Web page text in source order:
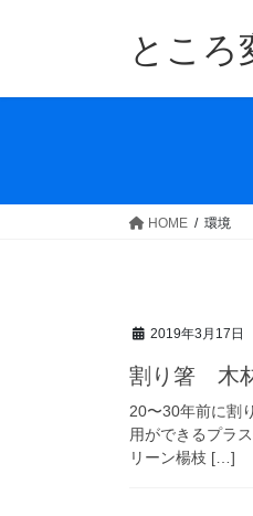
ところ
HOME 環境
2019年3月17日
割り箸 木
20〜30年前に割
用ができるプラ
リーン楊枝 […]